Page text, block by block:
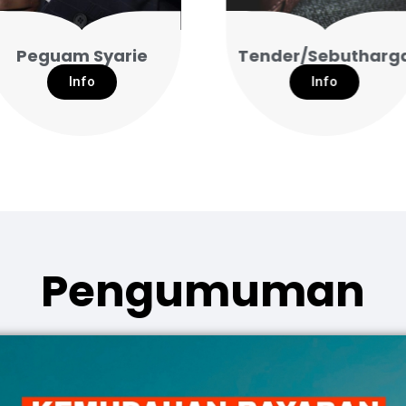
Sebutharga
Info
Perkhidmatan
Talian
Info
Pengumuman